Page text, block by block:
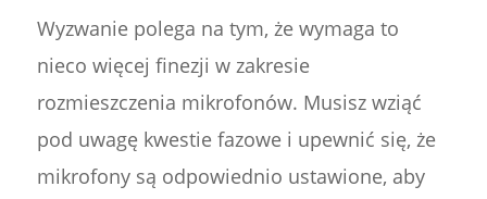
Wyzwanie polega na tym, że wymaga to
nieco więcej finezji w zakresie
rozmieszczenia mikrofonów. Musisz wziąć
pod uwagę kwestie fazowe i upewnić się, że
mikrofony są odpowiednio ustawione, aby